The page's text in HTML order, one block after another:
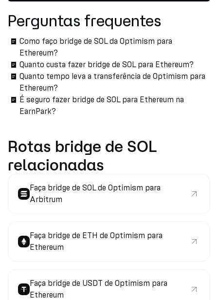
Perguntas frequentes
Como faço bridge de SOL da Optimism para
Ethereum?
Quanto custa fazer bridge de SOL para Ethereum?
Quanto tempo leva a transferência de Optimism para
Ethereum?
É seguro fazer bridge de SOL para Ethereum na
EarnPark?
Rotas bridge de SOL
relacionadas
Faça bridge de SOL de Optimism para
Arbitrum
Faça bridge de ETH de Optimism para
Ethereum
Faça bridge de USDT de Optimism para
Ethereum